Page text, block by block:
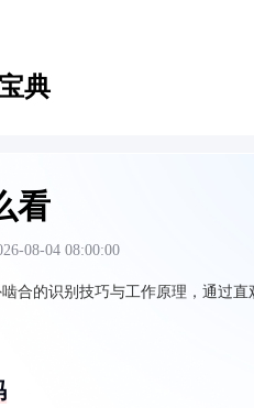
典
看
08-04 08:00:00
合的识别技巧与工作原理，通过